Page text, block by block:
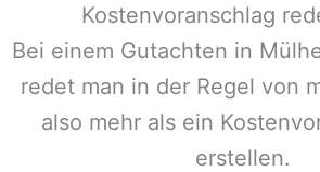
Kostenvoranschlag
Bei einem Gutachten in
redet man in der Regel von
also mehr als ein
erstellen.